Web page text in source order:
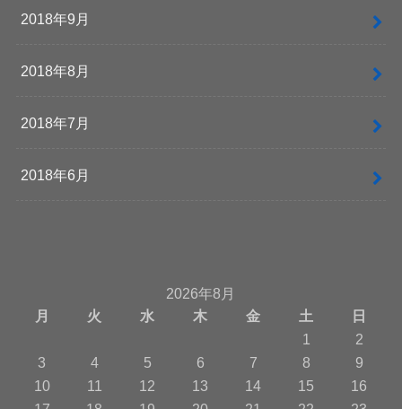
2018年9月
2018年8月
2018年7月
2018年6月
2026年8月
月
火 水 木 金 土
日
1
2
3
4 5 6 7 8
9
10
11 12 13 14 15
16